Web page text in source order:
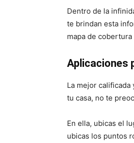
Dentro de la
te brindan esta
mapa de cobertura
Aplicaciones
La mejor
tu casa, no te
En ella, ubicas el
ubicas los puntos